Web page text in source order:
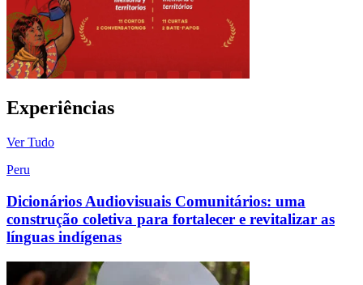
Experiências
Ver Tudo
Peru
Dicionários Audiovisuais Comunitários: uma
construção coletiva para fortalecer e revitalizar as
línguas indígenas